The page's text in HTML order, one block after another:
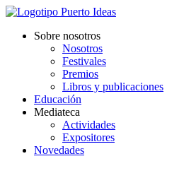
Sobre nosotros
Nosotros
Festivales
Premios
Libros y publicaciones
Educación
Mediateca
Actividades
Expositores
Novedades